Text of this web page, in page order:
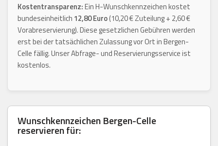
Kostentransparenz:Ein H-Wunschkennzeichen kostet
bundeseinheitlich 12,80 Euro(10,20 € Zuteilung + 2,60 €
Vorabreservierung). Diese gesetzlichen Gebühren werden
erst bei der tatsächlichen Zulassung vor Ort in Bergen-
Celle fällig. Unser Abfrage- und Reservierungsservice ist
kostenlos.
WunschkennzeichenBergen-Celle
reservieren für: